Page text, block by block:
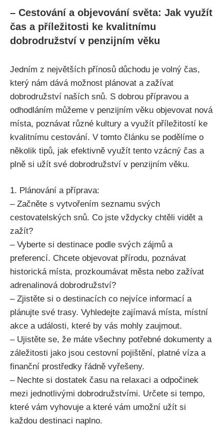
– Cestování a objevování světa: Jak využít
čas a příležitosti ke kvalitnímu
dobrodružství v penzijním věku
Jedním z největších přínosů důchodu je volný čas,
který nám dává možnost plánovat a zažívat
dobrodružství naších snů. S dobrou přípravou a
odhodláním můžeme v penzijním věku objevovat nová
místa, poznávat různé kultury a využít příležitostí ke
kvalitnímu cestování. V tomto článku se podělíme o
několik tipů, jak efektivně využít tento vzácný čas a
plně si užít své dobrodružství v penzijním věku.
1. Plánování a příprava:
– Začněte s vytvořením seznamu svých
cestovatelských snů. Co jste vždycky chtěli vidět a
zažít?
– Vyberte si destinace podle svých zájmů a
preferencí. Chcete objevovat přírodu, poznávat
historická místa, prozkoumávat města nebo zažívat
adrenalinová dobrodružství?
– Zjistěte si o destinacích co nejvíce informací a
plánujte své trasy. Vyhledejte zajímavá místa, místní
akce a události, které by vás mohly zaujmout.
– Ujistěte se, že máte všechny potřebné dokumenty a
záležitosti jako jsou cestovní pojištění, platné víza a
finanční prostředky řádně vyřešeny.
– Nechte si dostatek času na relaxaci a odpočinek
mezi jednotlivými dobrodružstvími. Určete si tempo,
které vám vyhovuje a které vám umožní užít si
každou destinaci naplno.